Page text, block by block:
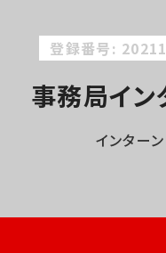
登録番号:
事務局イン
インターン